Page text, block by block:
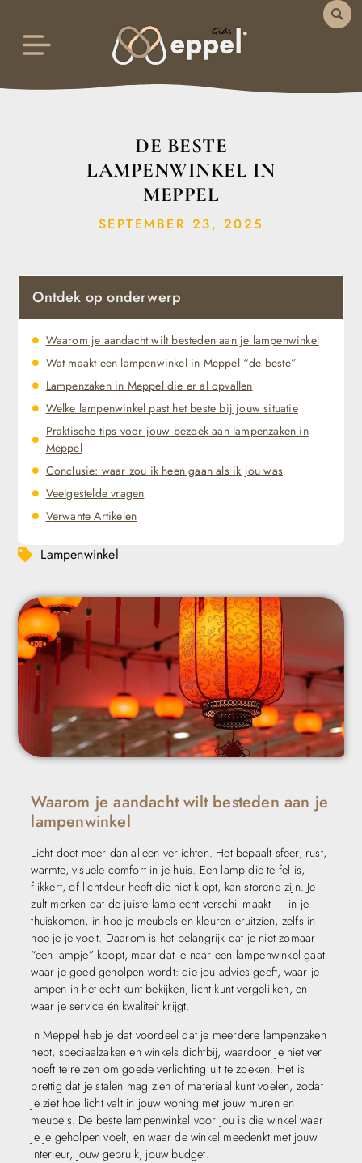
DE BESTE
LAMPENWINKEL IN
MEPPEL
SEPTEMBER 23, 2025
Waarom je aandacht wilt besteden aan je
lampenwinkel
Licht doet meer dan alleen verlichten. Het bepaalt sfeer, rust,
warmte, visuele comfort in je huis. Een lamp die te fel is,
flikkert, of lichtkleur heeft die niet klopt, kan storend zijn. Je
zult merken dat de juiste lamp echt verschil maakt — in je
thuiskomen, in hoe je meubels en kleuren eruitzien, zelfs in
hoe je je voelt. Daarom is het belangrijk dat je niet zomaar
“een lampje” koopt, maar dat je naar een lampenwinkel gaat
waar je goed geholpen wordt: die jou advies geeft, waar je
lampen in het echt kunt bekijken, licht kunt vergelijken, en
waar je service én kwaliteit krijgt.
In Meppel heb je dat voordeel dat je meerdere lampenzaken
hebt, speciaalzaken en winkels dichtbij, waardoor je niet ver
hoeft te reizen om goede verlichting uit te zoeken. Het is
prettig dat je stalen mag zien of materiaal kunt voelen, zodat
je ziet hoe licht valt in jouw woning met jouw muren en
meubels. De beste lampenwinkel voor jou is die winkel waar
je je geholpen voelt, en waar de winkel meedenkt met jouw
interieur, jouw gebruik, jouw budget.
Ontdek op onderwerp
Waarom je aandacht wilt besteden aan je lampenwinkel
Wat maakt een lampenwinkel in Meppel “de beste”
Lampenzaken in Meppel die er al opvallen
Welke lampenwinkel past het beste bij jouw situatie
Praktische tips voor jouw bezoek aan lampenzaken in
Meppel
Conclusie: waar zou ik heen gaan als ik jou was
Veelgestelde vragen
Verwante Artikelen
Lampenwinkel